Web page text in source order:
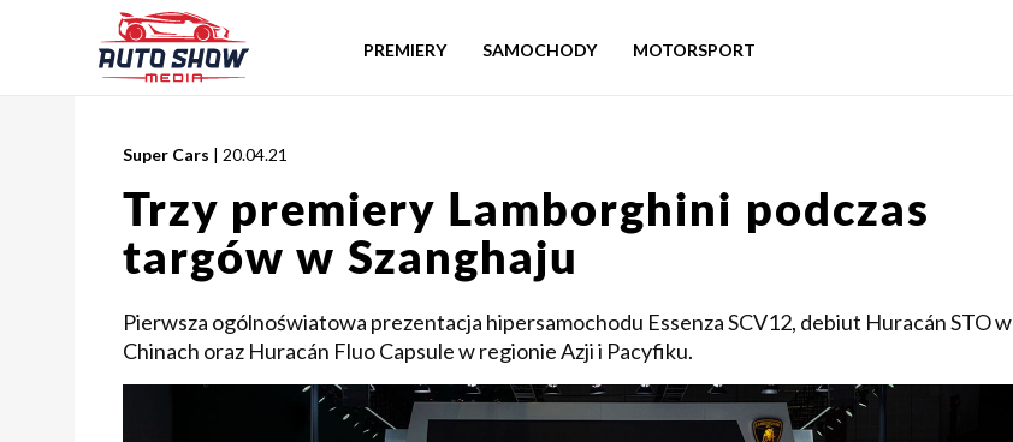
PREMIERY SAMOCHODY MOTORSPORT
Super Cars | 20.04.21
Trzy premiery Lamborghini podczas
targów w Szanghaju
Pierwsza ogólnoświatowa prezentacja hipersamochodu Essenza SCV12, debiut Huracán STO w
Chinach oraz Huracán Fluo Capsule w regionie Azji i Pacyfiku.